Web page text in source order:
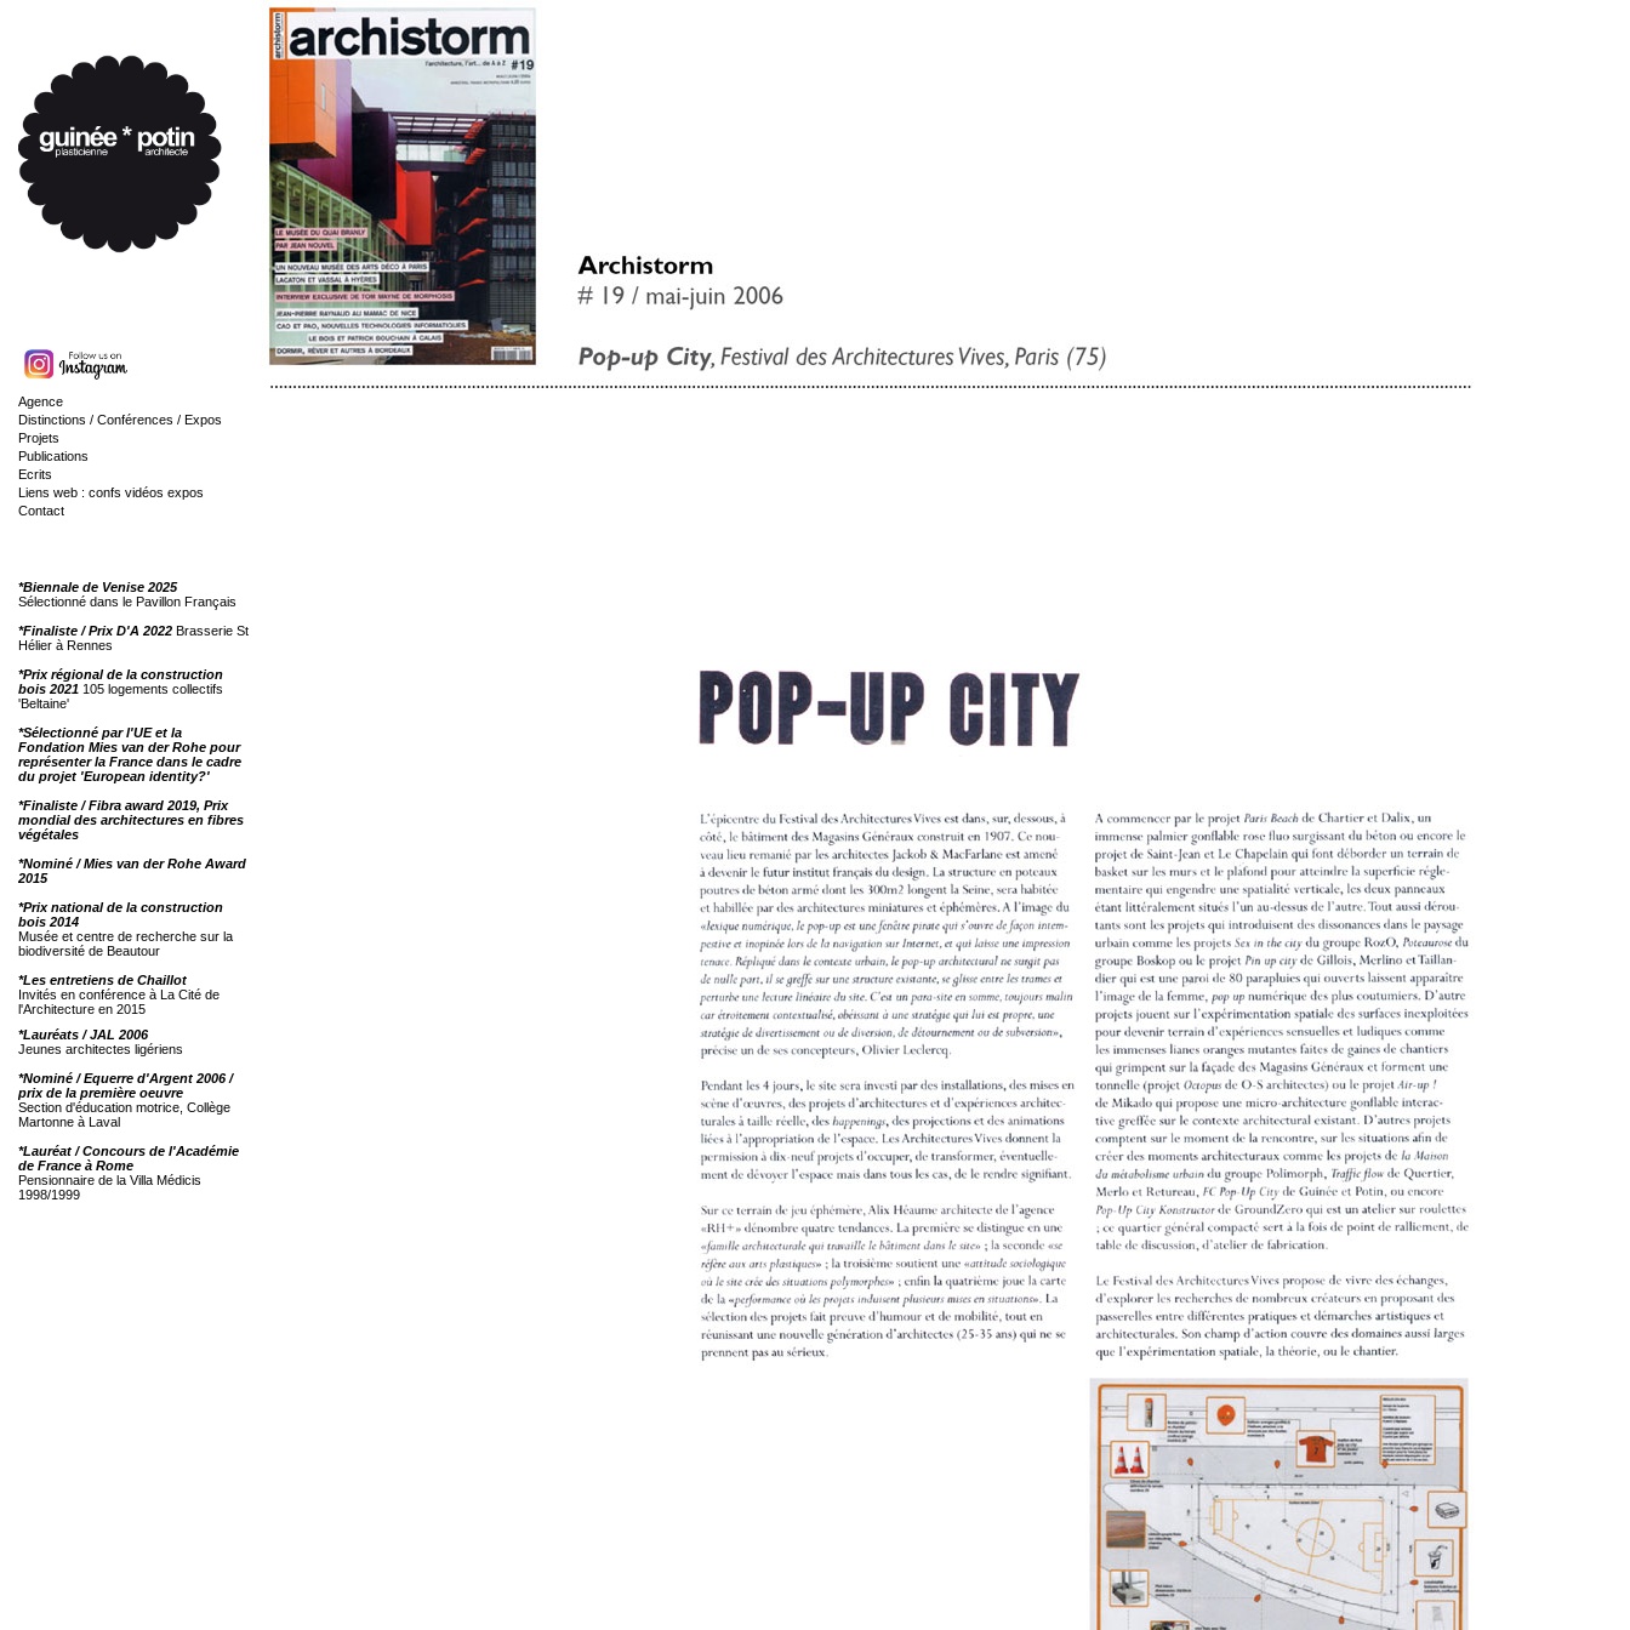
Agence
Distinctions / Conférences / Expos
Projets
Publications
Ecrits
Liens web : confs vidéos expos
Contact
*Biennale de Venise 2025
Sélectionné dans le Pavillon Français
*Finaliste / Prix D'A 2022 Brasserie St
Hélier à Rennes
*Prix régional de la construction
bois 2021 105 logements collectifs
'Beltaine'
*Sélectionné par l'UE et la
Fondation Mies van der Rohe pour
représenter la France dans le cadre
du projet 'European identity?'
*Finaliste / Fibra award 2019, Prix
mondial des architectures en fibres
végétales
*Nominé / Mies van der Rohe Award
2015
*Prix national de la construction
bois 2014
Musée et centre de recherche sur la
biodiversité de Beautour
*Les entretiens de Chaillot
Invités en conférence à La Cité de
l'Architecture en 2015
*Lauréats / JAL 2006
Jeunes architectes ligériens
*Nominé / Equerre d'Argent 2006 /
prix de la première oeuvre
Section d'éducation motrice, Collège
Martonne à Laval
*Lauréat / Concours de l'Académie
de France à Rome
Pensionnaire de la Villa Médicis
1998/1999